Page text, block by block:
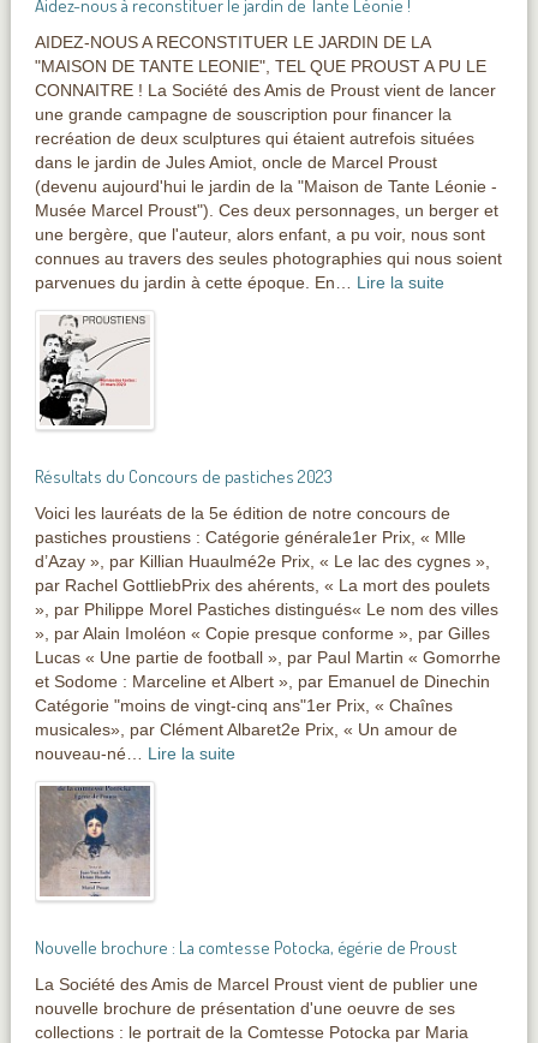
Aidez-nous à reconstituer le jardin de Tante Léonie !
AIDEZ-NOUS A RECONSTITUER LE JARDIN DE LA
"MAISON DE TANTE LEONIE", TEL QUE PROUST A PU LE
CONNAITRE ! La Société des Amis de Proust vient de lancer
une grande campagne de souscription pour financer la
recréation de deux sculptures qui étaient autrefois situées
dans le jardin de Jules Amiot, oncle de Marcel Proust
(devenu aujourd'hui le jardin de la "Maison de Tante Léonie -
Musée Marcel Proust"). Ces deux personnages, un berger et
une bergère, que l'auteur, alors enfant, a pu voir, nous sont
connues au travers des seules photographies qui nous soient
parvenues du jardin à cette époque. En… Lire la suite
Résultats du Concours de pastiches 2023
Voici les lauréats de la 5e édition de notre concours de
pastiches proustiens : Catégorie générale1er Prix, « Mlle
d’Azay », par Killian Huaulmé2e Prix, « Le lac des cygnes »,
par Rachel GottliebPrix des ahérents, « La mort des poulets
», par Philippe Morel Pastiches distingués« Le nom des villes
», par Alain Imoléon « Copie presque conforme », par Gilles
Lucas « Une partie de football », par Paul Martin « Gomorrhe
et Sodome : Marceline et Albert », par Emanuel de Dinechin
Catégorie "moins de vingt-cinq ans"1er Prix, « Chaînes
musicales», par Clément Albaret2e Prix, « Un amour de
nouveau-né… Lire la suite
Nouvelle brochure : La comtesse Potocka, égérie de Proust
La Société des Amis de Marcel Proust vient de publier une
nouvelle brochure de présentation d'une oeuvre de ses
collections : le portrait de la Comtesse Potocka par Maria